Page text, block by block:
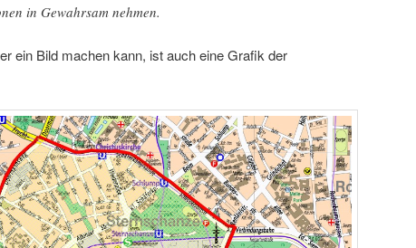
in Gewahrsam nehmen.
ein Bild machen kann, ist auch eine Grafik der